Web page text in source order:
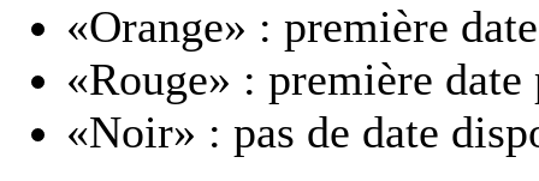
«Orange» : première
«Rouge» : première
«Noir» : pas de date